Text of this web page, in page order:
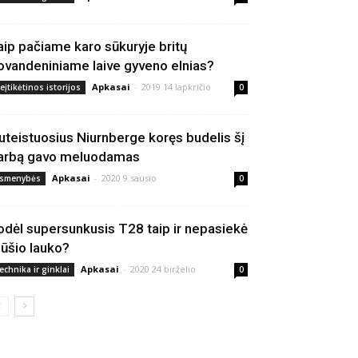
pačiame karo sūkuryje britų
laive gyveno elnias?
istorijos Apkasai - 2019 14 lapkričio 0
Niurnberge koręs budelis šį
gavo meluodamas
Apkasai - 2020 9 sausio 0
supersunkusis T28 taip ir nepasiekė
lauko?
ir ginklai Apkasai - 2020 24 birželio 0